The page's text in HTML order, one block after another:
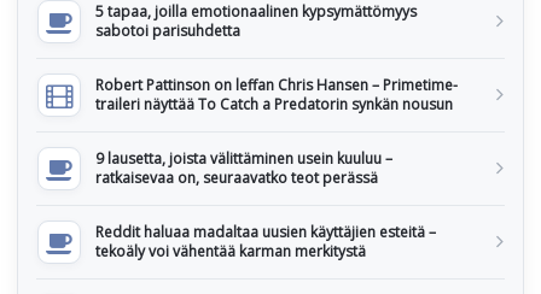
5 tapaa, joilla emotionaalinen kypsymättömyys
sabotoi parisuhdetta
Robert Pattinson on leffan Chris Hansen – Primetime-
traileri näyttää To Catch a Predatorin synkän nousun
9 lausetta, joista välittäminen usein kuuluu –
ratkaisevaa on, seuraavatko teot perässä
Reddit haluaa madaltaa uusien käyttäjien esteitä –
tekoäly voi vähentää karman merkitystä